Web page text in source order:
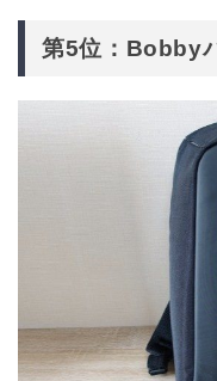
第5位：Bobby